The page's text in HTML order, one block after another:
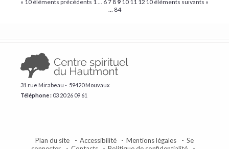
« 10 éléments précédents 10 éléments suivants »
1... 67 8 9 10 11 12
... 84
31 rue Mirabeau - 59420 Mouvaux
Téléphone : ​03 20 26 09 61
Plan du site Accessibilité Mentions légales
Se